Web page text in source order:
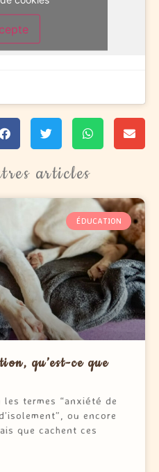
articles
ÉDUCATION
qu’est-ce que
termes “anxiété de
ou encore
que cachent ces